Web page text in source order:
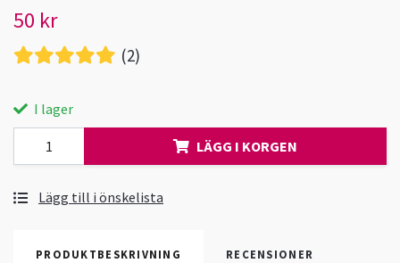
50 kr
(2)
I lager
LÄGG I KORGEN
Lägg till i önskelista
PRODUKTBESKRIVNING RECENSIONER